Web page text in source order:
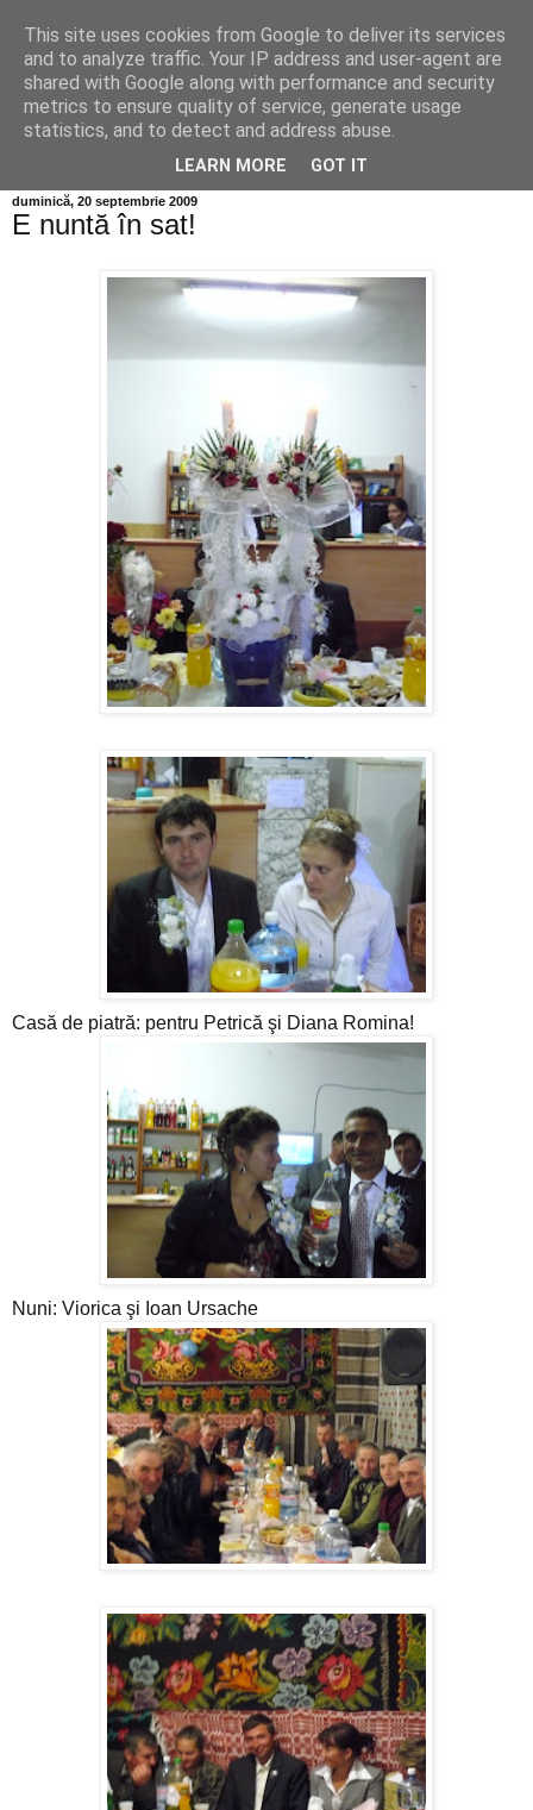
Info MILEANCA
BINE AȚI VENIT! *Jurnal online de informație și opinie;
Vineri 07 August, 2026
duminică, 20 septembrie 2009
E nuntă în sat!
Casă de piatră: pentru Petrică şi Diana Romina!
Nuni: Viorica şi Ioan Ursache
This site uses cookies from Google to deliver its services
and to analyze traffic. Your IP address and user-agent are
shared with Google along with performance and security
metrics to ensure quality of service, generate usage
statistics, and to detect and address abuse.
LEARN MORE GOT IT